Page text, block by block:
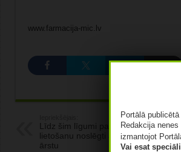
www.farmacija-mic.lv
Līdz šim līgumi par e-veselības
lietošanu noslēgti ar 28,7% ģimenes
ārstu
Portālā
Redakcija
izmantojot
Vai esat